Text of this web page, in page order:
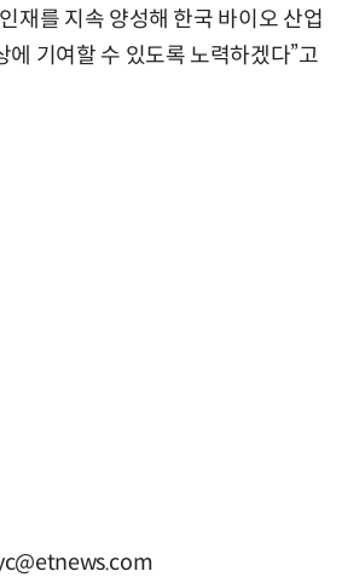
재를 지속 양성해 한국 바이오 산업
에 기여할 수 있도록 노력하겠다”고